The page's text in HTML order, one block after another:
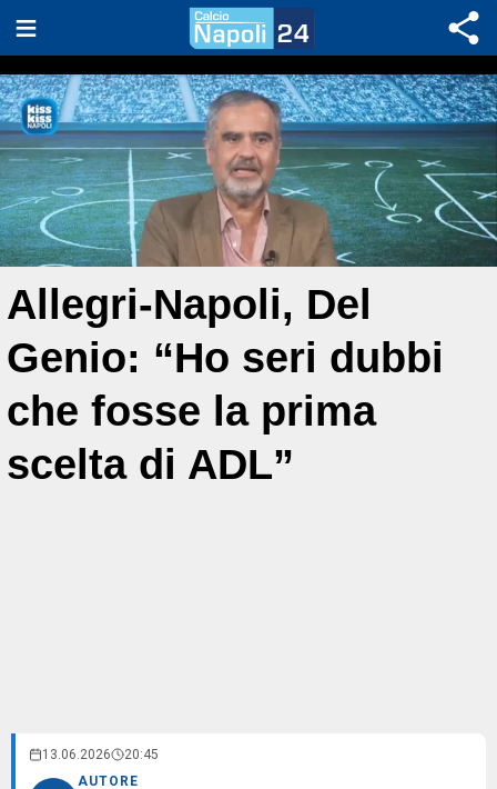
Allegri-Napoli, Del
Genio: “Ho seri dubbi
che fosse la prima
scelta di ADL”
13.06.2026 20:45
AUTORE